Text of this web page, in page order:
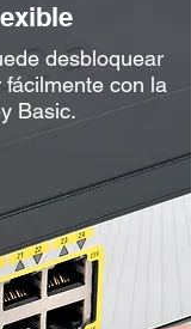
desbloquear
con la
Basic.